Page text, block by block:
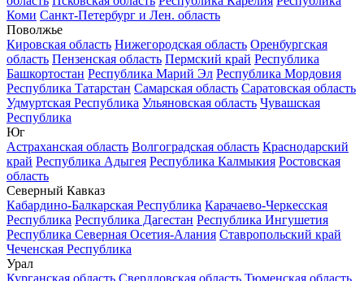
Коми Санкт-Петербург и Лен. область
Поволжье
Кировская область Нижегородская область Оренбургская
область Пензенская область Пермский край Республика
Башкортостан Республика Марий Эл Республика Мордовия
Республика Татарстан Самарская область Саратовская область
Удмуртская Республика Ульяновская область Чувашская
Республика
Юг
Астраханская область Волгоградская область Краснодарский
край Республика Адыгея Республика Калмыкия Ростовская
область
Северный Кавказ
Кабардино-Балкарская Республика Карачаево-Черкесская
Республика Республика Дагестан Республика Ингушетия
Республика Северная Осетия-Алания Ставропольский край
Чеченская Республика
Урал
Курганская область Свердловская область Тюменская область